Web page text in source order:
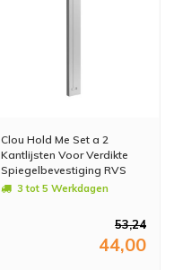
Clou Hold Me Set a 2
Kantlijsten Voor Verdikte
Spiegelbevestiging RVS
Gepolijst 50cm
3 tot 5 Werkdagen
53,24
44,00